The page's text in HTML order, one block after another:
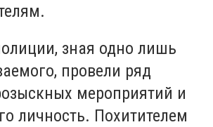
зная одно лишь
провели ряд
мероприятий и
личность. Похитителем